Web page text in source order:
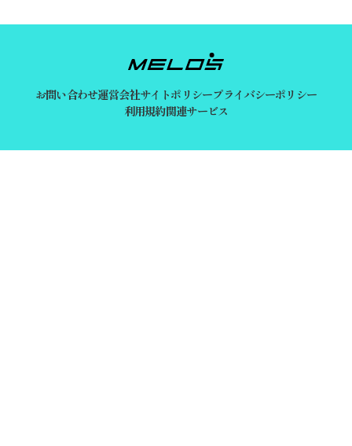
お問い合わせ運営会社サイトポリシープライバシーポリシー
利用規約関連サービス